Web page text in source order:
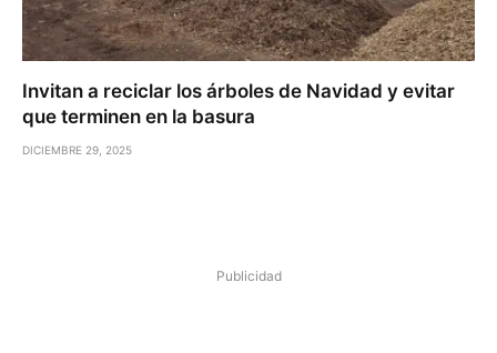
Invitan a reciclar los árboles de Navidad y evitar
que terminen en la basura
DICIEMBRE 29, 2025
Publicidad